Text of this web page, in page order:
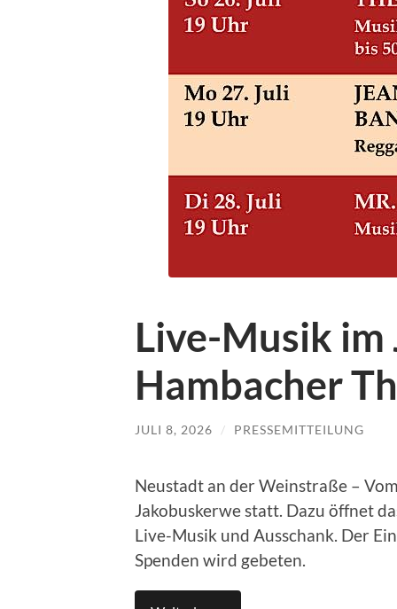
Live-Musik im
Hambacher
JULI 8, 2026 / PRESSEMITTEILUNG
Neustadt an der Weinstraße –
Jakobuskerwe statt. Dazu öffnet
Live-Musik und Ausschank. Der
Spenden wird gebeten.